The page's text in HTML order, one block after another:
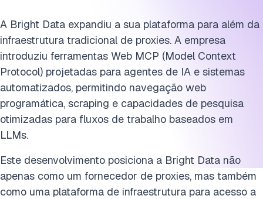
A Bright Data expandiu a sua plataforma para além da
infraestrutura tradicional de proxies. A empresa
introduziu ferramentas Web MCP (Model Context
Protocol) projetadas para agentes de IA e sistemas
automatizados, permitindo navegação web
programática, scraping e capacidades de pesquisa
otimizadas para fluxos de trabalho baseados em
LLMs.
Este desenvolvimento posiciona a Bright Data não
apenas como um fornecedor de proxies, mas também
como uma plataforma de infraestrutura para acesso a
Cite esta pesquisa